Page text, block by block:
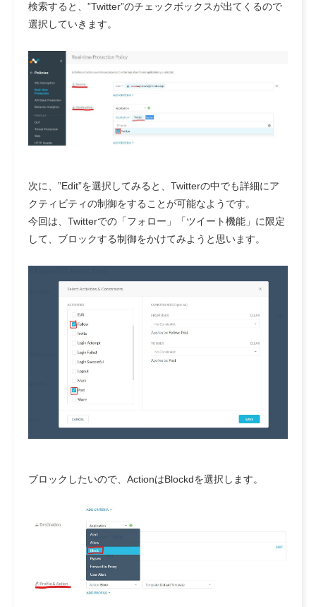
検索すると、”Twitter”のチェックボックスが出てくるので
選択していきます。
次に、”Edit”を選択してみると、Twitterの中でも詳細にア
クティビティの制御をすることが可能なようです。
今回は、Twitterでの「フォロー」「ツイート機能」に限定
して、ブロックする制御をかけてみようと思います。
ブロックしたいので、ActionはBlockdを選択します。